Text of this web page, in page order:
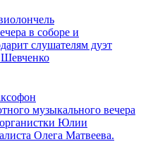
в соборе и
слушателям дуэт
Шевченко
музыкального вечера
органистки Юлии
Олега Матвеева.